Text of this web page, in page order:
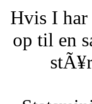
Hvis I har
op til en